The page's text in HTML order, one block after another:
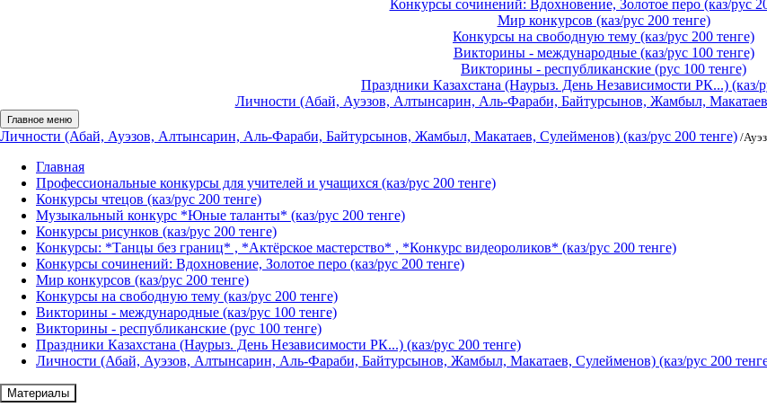
Конкурсы сочинений: Вдохновение, Золотое перо (каз/рус
Мир конкурсов (каз/рус 200 тенге)
Конкурсы на свободную тему (каз/рус 200 тенге)
Викторины - международные (каз/рус 100 тенге)
Викторины - республиканские (рус 100 тенге)
Праздники Казахстана (Наурыз. День Независимости РК...) (каз/
Личности (Абай, Ауэзов, Алтынсарин, Аль-Фараби, Байтурсынов, Жамбыл,
Главное меню
Личности (Абай, Ауэзов, Алтынсарин, Аль-Фараби, Байтурсынов, Жамбыл, Макатаев, Сулейменов) (каз/рус 200 тенге) /
Главная
Профессиональные конкурсы для учителей и учащихся (каз/рус 200 тенге)
Конкурсы чтецов (каз/рус 200 тенге)
Музыкальный конкурс *Юные таланты* (каз/рус 200 тенге)
Конкурсы рисунков (каз/рус 200 тенге)
Конкурсы: *Танцы без границ* , *Актёрское мастерство* , *Конкурс видеороликов* (каз/рус 200 тенге)
Конкурсы сочинений: Вдохновение, Золотое перо (каз/рус 200 тенге)
Мир конкурсов (каз/рус 200 тенге)
Конкурсы на свободную тему (каз/рус 200 тенге)
Викторины - международные (каз/рус 100 тенге)
Викторины - республиканские (рус 100 тенге)
Праздники Казахстана (Наурыз. День Независимости РК...) (каз/рус 200 тенге)
Личности (Абай, Ауэзов, Алтынсарин, Аль-Фараби, Байтурсынов, Жамбыл, Макатаев, Сулейменов) (каз/рус 200
Материалы